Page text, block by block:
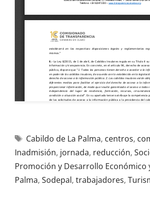
Cabildo de La Palma, centros,
Inadmisión, jornada, reducción,
Promoción y Desarrollo Económico
Palma, Sodepal, trabajadores,